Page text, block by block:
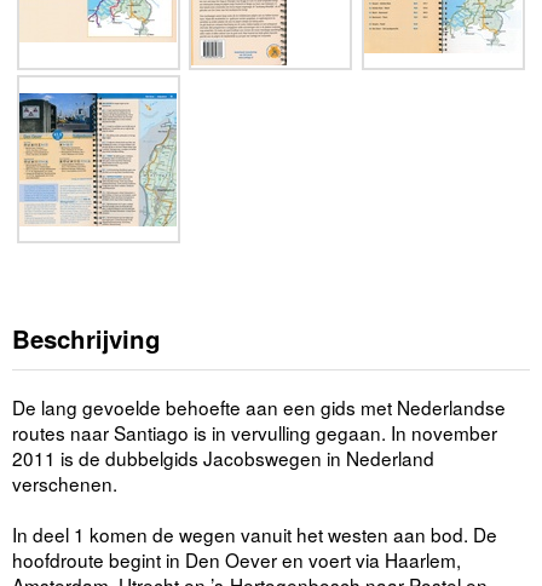
Beschrijving
De lang gevoelde behoefte aan een gids met Nederlandse
routes naar Santiago is in vervulling gegaan. In november
2011 is de dubbelgids Jacobswegen in Nederland
verschenen.
In deel 1 komen de wegen vanuit het westen aan bod. De
hoofdroute begint in Den Oever en voert via Haarlem,